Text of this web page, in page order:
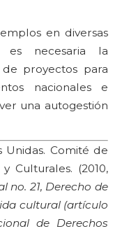
en diversas
es necesaria la
proyectos para
nacionales e
una autogestión
Unidas. Comité de
Culturales. (2010,
no. 21, Derecho de
cultural (artículo
de Derechos